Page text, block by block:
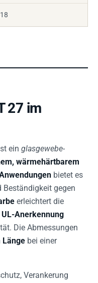
27 im
ein glasgewebe-
wärmehärtbarem
bietet es
Beständigkeit gegen
erleichtert die
UL-Anerkennung
Die Abmessungen
Länge bei einer
Verankerung